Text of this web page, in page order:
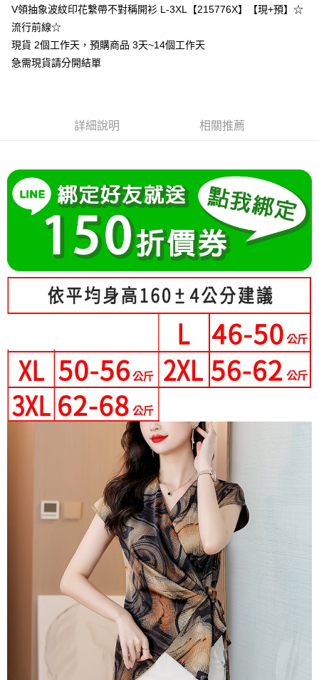
全支付
大哥付你分期
2.付款方式選擇「大哥付你分期」，訂單成立後會自動跳轉到大哥付的交易
4.訂單成立30分鐘內，如未前往確認交易或遇審核未通過，訂單將自動取
消。如遇「轉專審核」未通過狀況，表示未達大哥付你分期系統評分，恕無
法說明評估內容。
【繳款方式說明】
1.分期款項不併入電信帳單，「大哥付你分期」於每月結算日後寄送繳費提
2.透過簡訊連結打開帳單後，可選擇「超商條碼／台灣大直營門市／銀行轉
帳／街口支付／iPASS MONEY」等通路繳費。
【注意事項】
1.本服務係由「台灣大哥大股份有限公司」（以下簡稱本公司）所提供，讓
用戶於交易時，得透過本服務購買商品或服務，並由商店將買賣／分期付款
買賣價金債權讓與本公司後，依約使用本公司帳單繳交帳款。
2.基於同意付款使用「大哥付你分期」之契約關係目的，商店將以您的個人
資料（包含姓名、電話或地址）提供予台灣大哥大進項蒐集、處理及利用，
由本公司與您本人進行分期帳單所需資料之確認、核對及更正。
3.完整用戶服務條款，請詳閱以下連結：https://oppay.tw/userRule
１．簡單：不需註冊會員、不需綁卡、不需儲值。
２．便利：只要手機號碼，簡訊認證，即可結帳。
３．安心：先確認商品／服務後，再付款。
【「AFTEE先享後付」結帳流程】
１．於結帳方式選擇「AFTEE先享後付」後，將跳轉至「AFTEE先享後付」
結帳頁面，進行簡訊認證並確認金額後，即可完成結帳。
２．訂單成立數日內，您將收到繳費通知簡訊。
ATM／網路銀行／等多元方式進行付款，方視為交易完成。
※ 請注意：結帳手續完成當下不需立刻繳費，但若您需要取消訂單，請聯絡
※ 交易是否成功請以「AFTEE先享後付 」之結帳頁面顯示為準，若有關於
是否繳費成功／繳費後需取消欲退款等相關疑問，請聯繫「AFTEE先享後付
客戶支援中心」 https://netprotections.freshdesk.com/support/home
【注意事項】
１．透過由恩沛科技股份有限公司提供之「AFTEE先享後付」服務完成之交
易，需依本服務之必要範圍內提供個人資料，並將交易相關給付款項請求債
權轉讓予恩沛科技股份有限公司。
２．關於個人資料處理事宜，請瀏覽以下網址：
https://aftee.tw/terms/#terms3
３．未成年的使用者請事先徵得法定代理人或監護人之同意方可使用
「AFTEE先享後付」，若未經同意申辦者引起之損失，本公司不負相關責
４．使用「AFTEE先享後付」時，將依據個別帳號之用戶狀況，依本公司即
時審查核予不同之上限額度；若仍有額度不足之情形，本公司將視審查結果
請求用戶進行身份認證。
５．嚴禁一人註冊多個帳號或使用他人資訊註冊。若發現惡意使用之情形，
恩沛科技股份有限公司將有權停止該用戶之使用額度並採取法律行動。
相關說明
「Hami Point」為中華電信所提供之點數服務，可於會員專區綁定中華電信
會員帳號後，即可在購物車使用 Hami Point 折抵消費金額 (1點等於1元)。
ATM付款
運送方式
全家付款取貨
每筆NT$80，滿NT$699(含以上)免運費
付款後全家取貨
每筆NT$80，滿NT$699(含以上)免運費
7-11付款取貨
每筆NT$80，滿NT$699(含以上)免運費
每筆NT$80，滿NT$699(含以上)免運費
每筆NT$70，滿NT$699(含以上)免運費
每筆NT$90，滿NT$699(含以上)免運費
V領抽象波紋印花繫帶不對稱開衫 L-3XL【215776X】【現+預】☆
流行前線☆
現貨 2個工作天，預購商品 3天~14個工作天
急需現貨請分開結單
詳細說明 相關推薦